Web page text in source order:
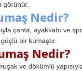
görünür.
Nedir?
çanta, ayakkabı ve
bir kumaştır.
Nedir?
ve dökümlü